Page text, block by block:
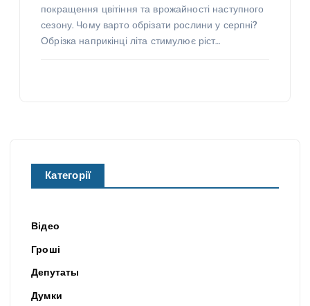
покращення цвітіння та врожайності наступного
сезону. Чому варто обрізати рослини у серпні?
Обрізка наприкінці літа стимулює ріст…
Категорії
Відео
Гроші
Депутаты
Думки